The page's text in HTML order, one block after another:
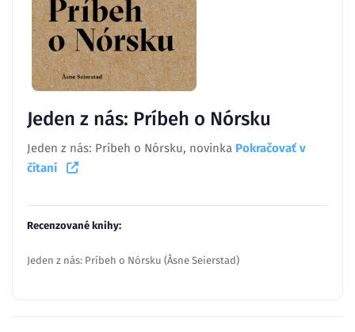
Jeden z nás: Príbeh o Nórsku
Jeden z nás: Príbeh o Nórsku, novinka Pokračovať v
čítaní
Recenzované knihy:
Jeden z nás: Príbeh o Nórsku (Åsne Seierstad)